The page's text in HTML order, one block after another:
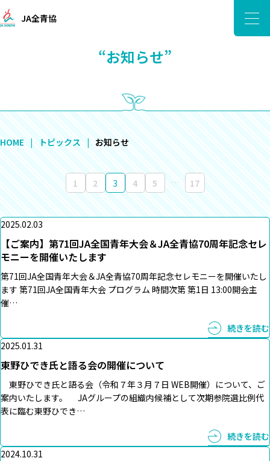
JA全青協
“お知らせ”
HOME トピックス お知らせ
1 2 3 4 5 … 17
2025.02.03
【ご案内】第71回JA全国青年大会＆JA全青協70周年記念セレ
モニーを開催いたします
第71回JA全国青年大会＆JA全青協70周年記念セレモニーを開催いたし
ます 第71回JA全国青年大会 プログラム 時間次第 第1日 13:00開会主
催…
続きを読む
2025.01.31
東野ひでき氏と語る会の開催について
東野ひでき氏と語る会（令和７年３月７日 WEB開催）について、ご
案内いたします。 JAグループの組織内候補として次期参院選比例代
表に臨む東野ひでき…
続きを読む
2024.10.31